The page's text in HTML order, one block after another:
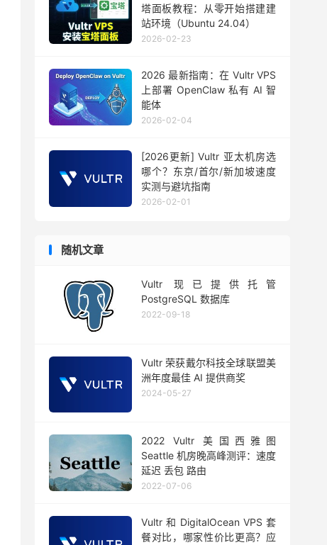
塔面板教程：从零开始搭建建
站环境（Ubuntu 24.04）
2026-02-23
2026 最新指南：在 Vultr VPS
上部署 OpenClaw 私有 AI 智
能体
2026-02-04
[2026更新] Vultr 亚太机房选
哪个？东京/首尔/新加坡速度
实测与避坑指南
2026-02-01
随机文章
Vultr 现已提供托管
PostgreSQL 数据库
2022-09-18
Vultr 荣获戴尔科技全球联盟美
洲年度最佳 AI 提供商奖
2024-05-27
2022 Vultr 美国西雅图
Seattle 机房晚高峰测评：速度
延迟 丢包 路由
2022-07-06
Vultr 和 DigitalOcean VPS 套
餐对比，哪家性价比更高？应